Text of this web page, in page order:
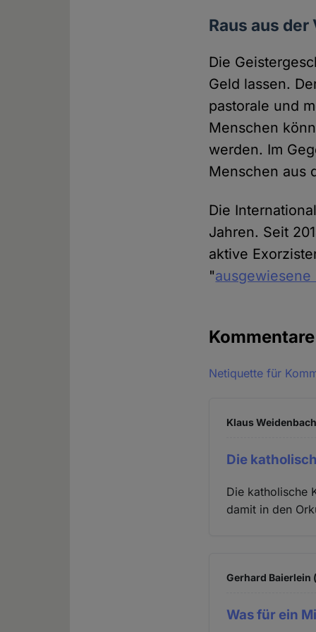
Raus aus
Die
Geld lassen.
pastorale und
Menschen
werden. Im
Menschen aus
Die
Jahren. Seit
aktive
"
Kommentare
Netiquette für
Klaus
Die
Die katholische
damit in den
Gerhard
Was für ein